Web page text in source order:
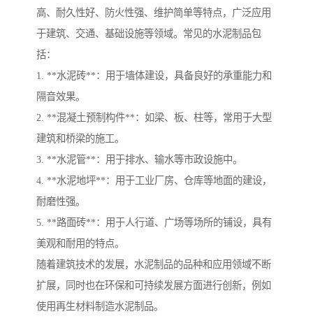
高、耐久性好、防火性强、维护简单等特点，广泛应用
于建筑、交通、基础设施等领域。常见的水泥制品包
括：
1. **水泥砖**：用于墙体建设，具备良好的承重能力和
隔音效果。
2. **混凝土预制构件**：如梁、板、柱等，常用于大型
建筑和桥梁的施工。
3. **水泥管**：用于排水、输水等市政设施中。
4. **水泥地坪**：用于工业厂房、仓库等地面的建设，
耐磨性强。
5. **路面砖**：用于人行道、广场等场所的铺设，具有
美观和耐用的特点。
随着建筑技术的发展，水泥制品的品种和应用领域不断
扩展，同时也在环保和可持续发展方面进行创新，例如
使用再生材料制造水泥制品。